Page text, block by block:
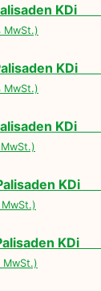
KDi
MwSt.)
KDi
MwSt.)
KDi
KDi
MwSt.)
KDi
MwSt.)